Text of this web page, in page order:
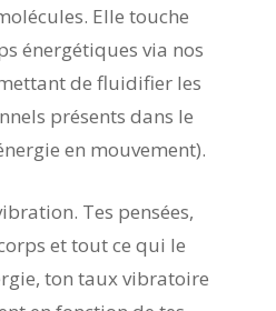
Elle touche
énergétiques via nos
de fluidifier les
présents dans le
en mouvement).
Tes pensées,
et tout ce qui le
ton taux vibratoire